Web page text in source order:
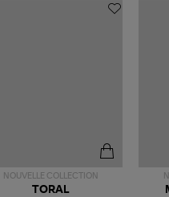
NOUVELLE COLLECTION
TORAL